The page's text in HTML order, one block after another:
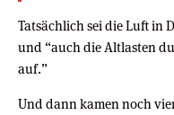
Tatsächlich sei die Luft in
und “auch die Altlasten
auf.”
Und dann kamen noch